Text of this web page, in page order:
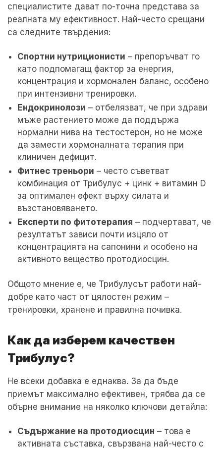
специалистите дават по-точна представа за
реалната му ефективност. Най-често срещани
са следните твърдения:
Спортни нутриционисти – препоръчват го
като подпомагащ фактор за енергия,
концентрация и хормонален баланс, особено
при интензивни тренировки.
Ендокринолози – отбелязват, че при здрави
мъже растението може да поддържа
нормални нива на тестостерон, но не може
да замести хормоналната терапия при
клиничен дефицит.
Фитнес треньори – често съветват
комбинация от Трибулус + цинк + витамин D
за оптимален ефект върху силата и
възстановяването.
Експерти по фитотерапия – подчертават, че
резултатът зависи почти изцяло от
концентрацията на сапонини и особено на
активното вещество протодиосцин.
Общото мнение е, че Трибулусът работи най-
добре като част от цялостен режим –
тренировки, хранене и правилна почивка.
Как да изберем качествен
Трибулус?
Не всеки добавка е еднаква. За да бъде
приемът максимално ефективен, трябва да се
обърне внимание на няколко ключови детайла:
Съдържание на протодиосцин – това е
активната съставка, свързвана най-често с